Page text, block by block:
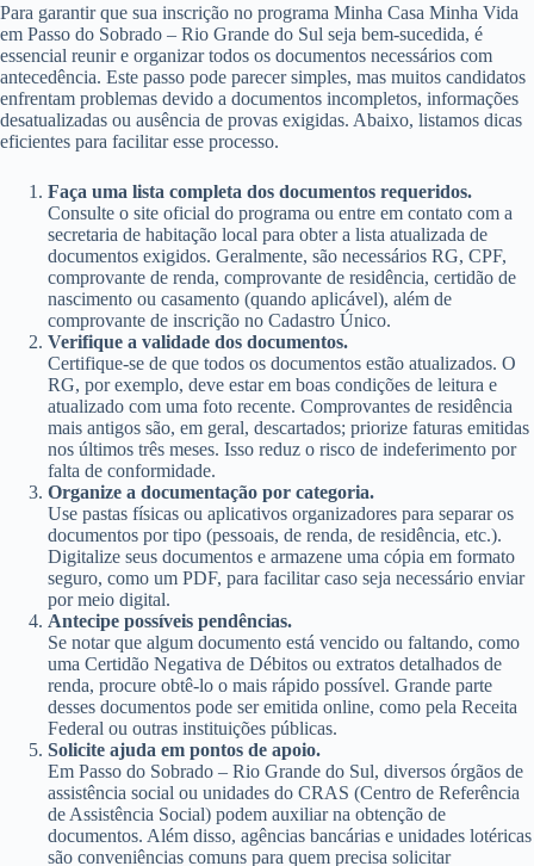
Para garantir que sua inscrição no programa Minha Casa Minha Vida
em Passo do Sobrado – Rio Grande do Sul seja bem-sucedida, é
essencial reunir e organizar todos os documentos necessários com
antecedência. Este passo pode parecer simples, mas muitos candidatos
enfrentam problemas devido a documentos incompletos, informações
desatualizadas ou ausência de provas exigidas. Abaixo, listamos dicas
eficientes para facilitar esse processo.
Faça uma lista completa dos documentos requeridos.
Consulte o site oficial do programa ou entre em contato com a
secretaria de habitação local para obter a lista atualizada de
documentos exigidos. Geralmente, são necessários RG, CPF,
comprovante de renda, comprovante de residência, certidão de
nascimento ou casamento (quando aplicável), além de
comprovante de inscrição no Cadastro Único.
Verifique a validade dos documentos.
Certifique-se de que todos os documentos estão atualizados. O
RG, por exemplo, deve estar em boas condições de leitura e
atualizado com uma foto recente. Comprovantes de residência
mais antigos são, em geral, descartados; priorize faturas emitidas
nos últimos três meses. Isso reduz o risco de indeferimento por
falta de conformidade.
Organize a documentação por categoria.
Use pastas físicas ou aplicativos organizadores para separar os
documentos por tipo (pessoais, de renda, de residência, etc.).
Digitalize seus documentos e armazene uma cópia em formato
seguro, como um PDF, para facilitar caso seja necessário enviar
por meio digital.
Antecipe possíveis pendências.
Se notar que algum documento está vencido ou faltando, como
uma Certidão Negativa de Débitos ou extratos detalhados de
renda, procure obtê-lo o mais rápido possível. Grande parte
desses documentos pode ser emitida online, como pela Receita
Federal ou outras instituições públicas.
Solicite ajuda em pontos de apoio.
Em Passo do Sobrado – Rio Grande do Sul, diversos órgãos de
assistência social ou unidades do CRAS (Centro de Referência
de Assistência Social) podem auxiliar na obtenção de
documentos. Além disso, agências bancárias e unidades lotéricas
são conveniências comuns para quem precisa solicitar